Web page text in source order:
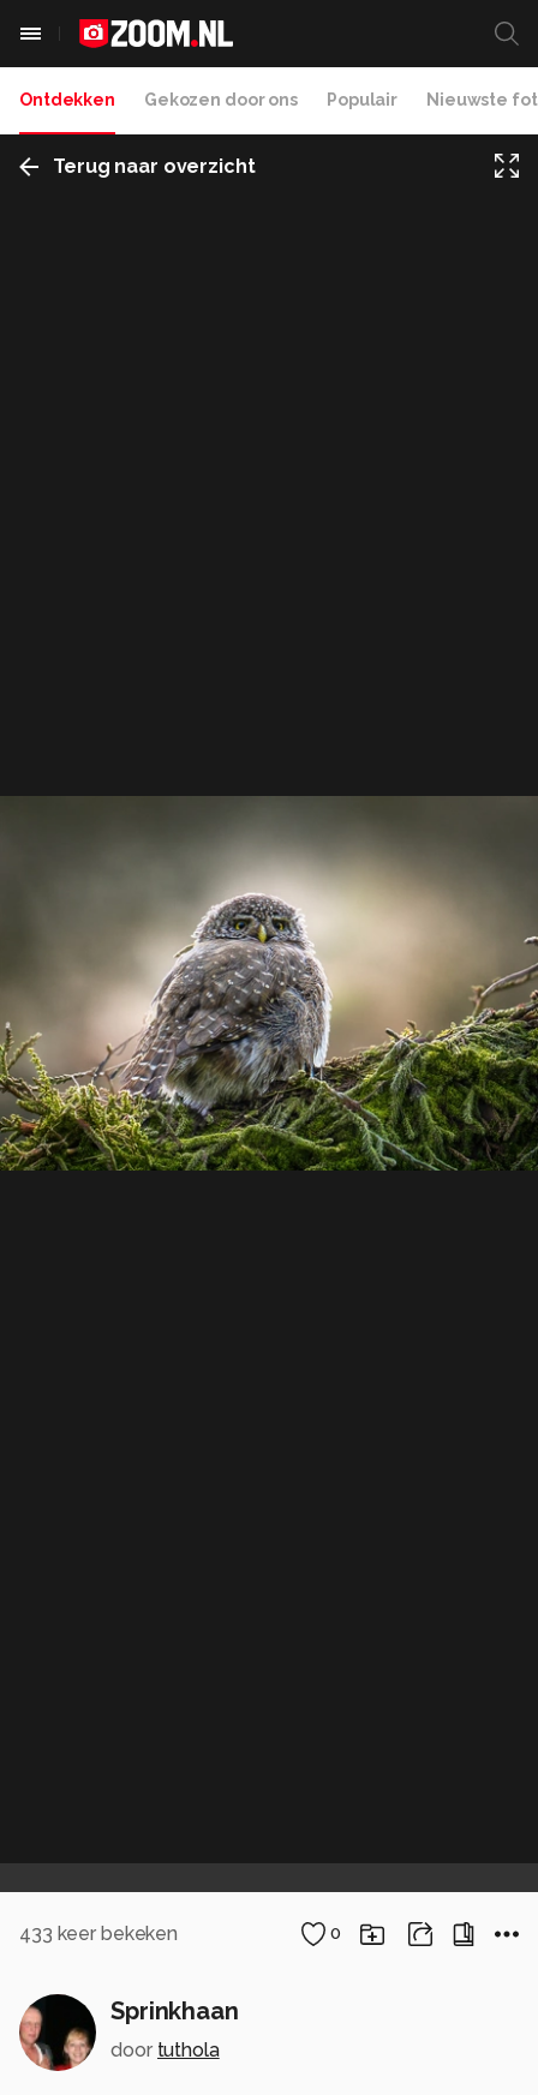
Ontdekken Gekozen door ons Populair Nieuwste
Terug naar overzicht
433 keer bekeken 0
Sprinkhaan
door tuthola